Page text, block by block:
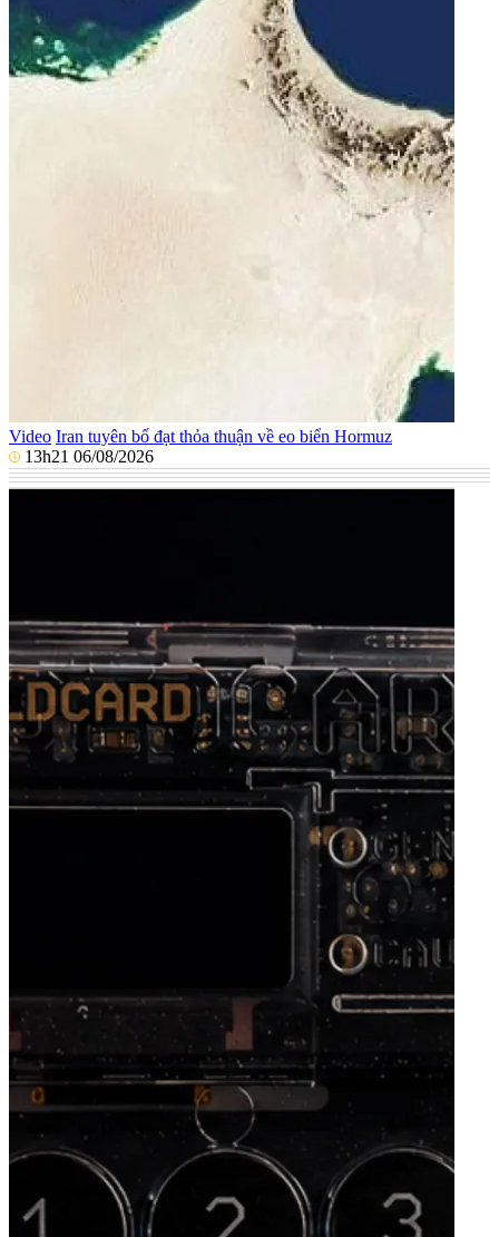
Video Iran tuyên bố đạt thỏa thuận về eo biển Hormuz
13h21 06/08/2026